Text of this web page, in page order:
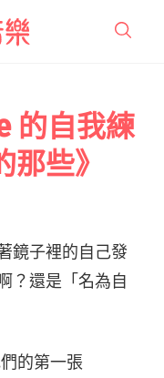
的自我練
些》
鏡子裡的自己發
？還是「名為自
的第一張